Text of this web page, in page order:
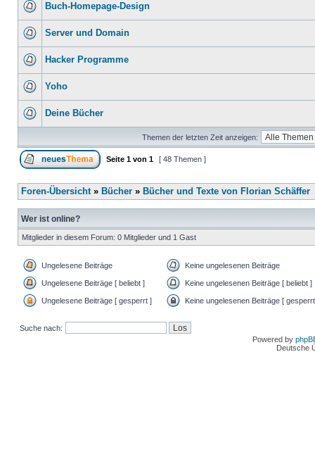
Buch-Homepage-Design
Server und Domain
Hacker Programme
Yoho
Deine Bücher
Themen der letzten Zeit anzeigen:
Seite 1 von 1 [ 48 Themen ]
Foren-Übersicht» Bücher » Bücher und Texte von Florian Schäffer
Wer ist online?
Mitglieder in diesem Forum: 0 Mitglieder und 1 Gast
Ungelesene Beiträge Keine ungelesenen Beiträge
Ungelesene Beiträge [ beliebt ] Keine ungelesenen Beiträge [ beliebt ]
Ungelesene Beiträge [ gesperrt ] Keine ungelesenen Beiträge [
Suche nach:
Powered by
Deutsche